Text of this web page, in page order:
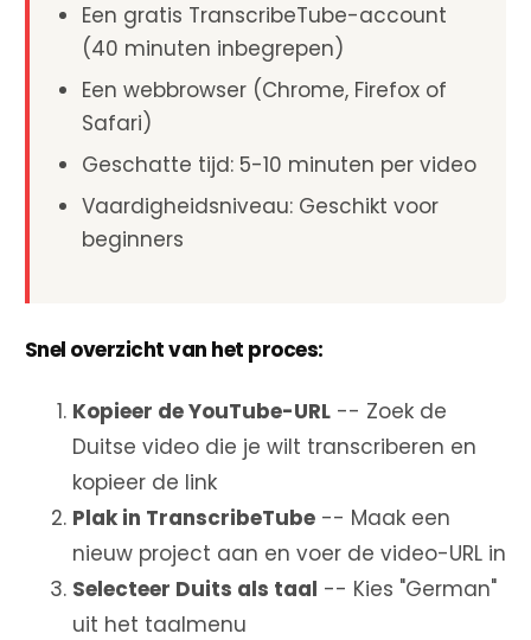
Een gratis TranscribeTube-account
(40 minuten inbegrepen)
Een webbrowser (Chrome, Firefox of
Safari)
Geschatte tijd: 5-10 minuten per video
Vaardigheidsniveau: Geschikt voor
beginners
Snel overzicht van het proces:
Kopieer de YouTube-URL -- Zoek de
Duitse video die je wilt transcriberen en
kopieer de link
Plak in TranscribeTube -- Maak een
nieuw project aan en voer de video-URL in
Selecteer Duits als taal -- Kies "German"
uit het taalmenu